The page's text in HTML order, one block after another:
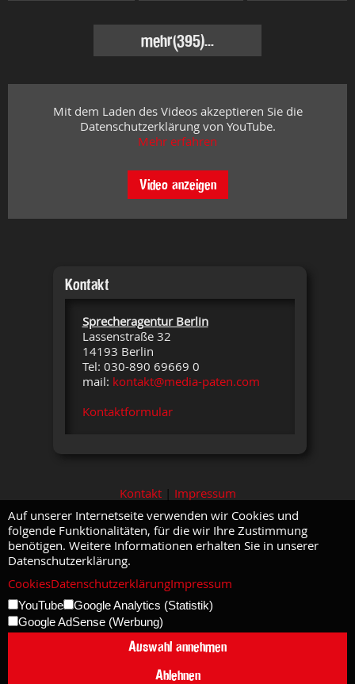
mehr(395)...
Mit dem Laden des Videos akzeptieren Sie die
Datenschutzerklärung von YouTube.
Mehr erfahren
Video anzeigen
Kontakt
Sprecheragentur Berlin
Lassenstraße 32
14193 Berlin
Tel: 030-890 69669 0
mail: kontakt@media-paten.com
Kontaktformular
Kontakt| Impressum
Auf unserer Internetseite verwenden wir Cookies und
folgende Funktionalitäten, für die wir Ihre Zustimmung
benötigen. Weitere Informationen erhalten Sie in unserer
Datenschutzerklärung.
CookiesDatenschutzerklärungImpressum
YouTube
Google Analytics (Statistik)
Google AdSense (Werbung)
Auswahl annehmen
Ablehnen